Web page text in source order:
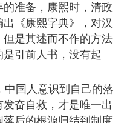
准备，康熙时，清政
《康熙字典》，对汉
是其述而不作的方法
引前人书，没有起
国人意识到自己的落
奋自救，才是唯一出